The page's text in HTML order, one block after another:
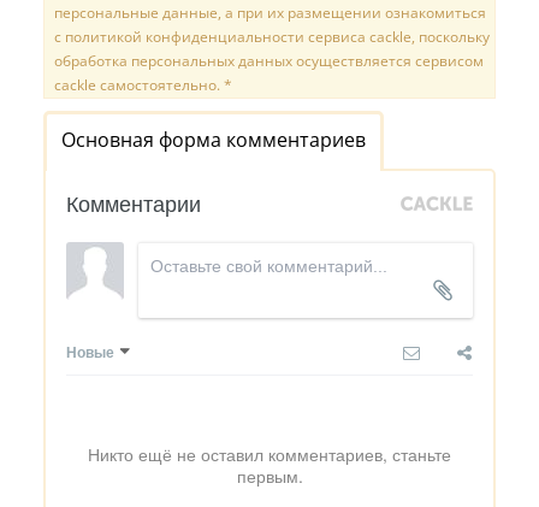
персональные данные, а при их размещении ознакомиться
с политикой конфиденциальности сервиса cackle, поскольку
обработка персональных данных осуществляется сервисом
cackle самостоятельно. *
Основная форма комментариев
Комментарии
Новые
Никто ещё не оставил комментариев, станьте
первым.